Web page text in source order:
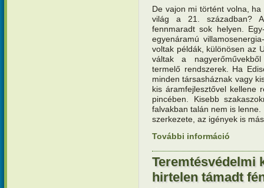
De vajon mi történt volna,
világ a 21. században?
fennmaradt sok helyen.
egyenáramú
voltak példák, különösen az
váltak a
termelő rendszerek. Ha
minden társasháznak vagy
kis áramfejlesztővel kellene
pincében. Kisebb
falvakban talán nem is
szerkezete, az igények is
További információ
Teremtésvédelmi
hirtelen támadt